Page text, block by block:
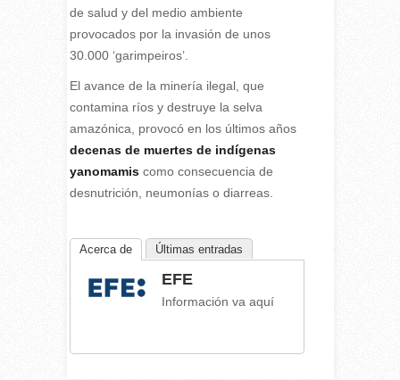
de salud y del medio ambiente
provocados por la invasión de unos
30.000 ‘garimpeiros’.
El avance de la minería ilegal, que
contamina ríos y destruye la selva
amazónica, provocó en los últimos años
decenas de muertes de indígenas
yanomamiscomo consecuencia de
desnutrición, neumonías o diarreas.
Acerca de Últimas entradas
EFE
Información va aquí